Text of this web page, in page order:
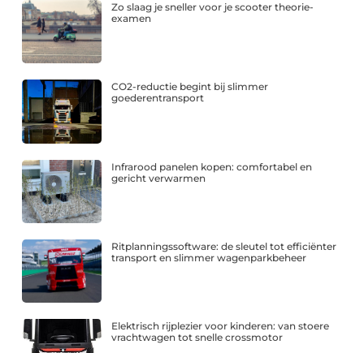
Zo slaag je sneller voor je scooter theorie-
examen
CO2-reductie begint bij slimmer
goederentransport
Infrarood panelen kopen: comfortabel en
gericht verwarmen
Ritplanningssoftware: de sleutel tot efficiënter
transport en slimmer wagenparkbeheer
Elektrisch rijplezier voor kinderen: van stoere
vrachtwagen tot snelle crossmotor